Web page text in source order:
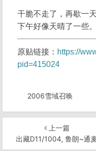
干脆不走了，再歇一
下午好像天晴了一些。
原贴链接： https://
pid=415024
2006雪域召唤
上一篇
出藏D11/1004, 鲁朗~通